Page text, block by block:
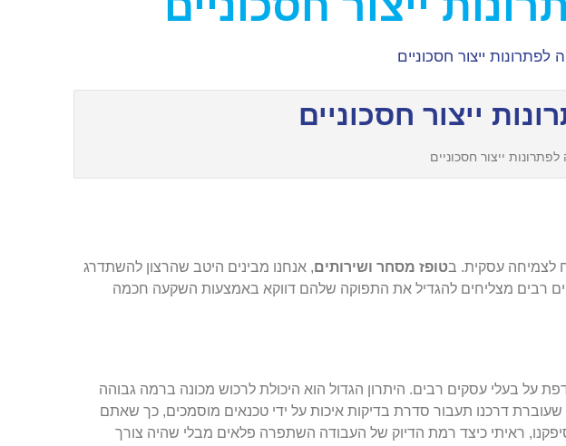
לפתרונות ייצור חסכוניים
ייצור חסכוניים
ייצור חסכוניים
לצמיחה עסקית. בטופז מסחר ושירותים, אנחנו מבינים היטב שהרצון להשתדרג
עם מעל ל-30 שנות ניסיון, ראינו כיצד עסקים רבים מצליחים להגדיל את התפוקה שלהם דווקא באמצעות השקעה חכמה
על בעלי עסקים רבים. היתרון הגדול הוא היכולת לרכוש מכונה ברמה גבוהה
שעוברת דרכנו תעבור סדרת בדיקות איכות על ידי טכנאים מוסמכים, כך שאתם
ראיתי כיצד רמת הדיוק של העבודה השתפרה פלאים מבלי שהיה צורך